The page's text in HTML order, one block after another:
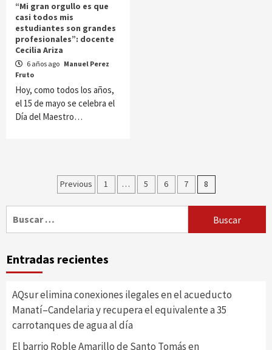
“Mi gran orgullo es que
casi todos mis
estudiantes son grandes
profesionales”: docente
Cecilia Ariza
6 años ago Manuel Perez
Fruto
Hoy, como todos los años,
el 15 de mayo se celebra el
Día del Maestro…
Paginación
de
entradas
Previous 1 … 5 6 7 8
Entradas recientes
AQsur elimina conexiones ilegales en el acueducto
Manatí–Candelaria y recupera el equivalente a 35
carrotanques de agua al día
El barrio Roble Amarillo de Santo Tomás en